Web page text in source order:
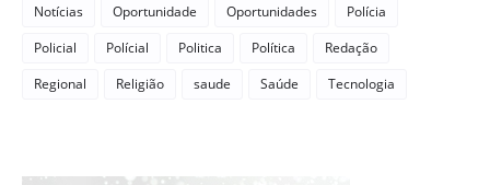
Notícias Oportunidade Oportunidades
Polícia
Policial
Polícial Politica Política
Redação
Regional
Religião saude Saúde Tecnologia